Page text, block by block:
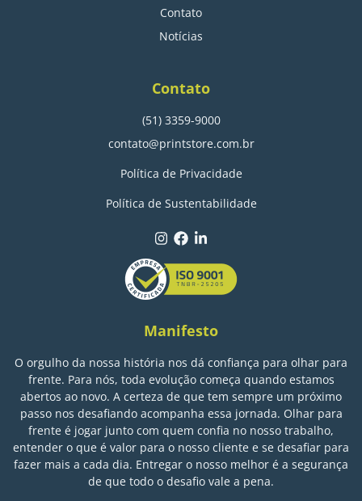
Contato
Notícias
Contato
(51) 3359-9000
contato@printstore.com.br
Política de Privacidade
Política de Sustentabilidade
Manifesto
O orgulho da nossa história nos dá confiança para olhar para
frente. Para nós, toda evolução começa quando estamos
abertos ao novo. A certeza de que tem sempre um próximo
passo nos desafiando acompanha essa jornada. Olhar para
frente é jogar junto com quem confia no nosso trabalho,
entender o que é valor para o nosso cliente e se desafiar para
fazer mais a cada dia. Entregar o nosso melhor é a segurança
de que todo o desafio vale a pena.